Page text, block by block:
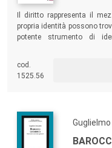
Il diritto rappresenta il
propria identità possono
potente strumento di
conseguenze tutt’altro
con riferimento al contesto
diritto – giudice e
cod.
1525.56